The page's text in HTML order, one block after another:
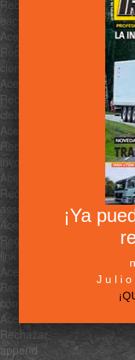
¡Ya
Rechazar
each
Aceptar
Rechazar
clone
Aceptar
Rechazar
clean
Aceptar
Rechazar
invoke
Aceptar
Rechazar
associate
Aceptar
Rechazar
link
Aceptar
Rechazar
contains
Aceptar
Rechazar
append